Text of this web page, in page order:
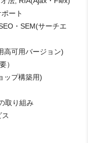
ート
・SEM(サーチエ
高可用バージョン)
）
ップ構築用)
取り組み